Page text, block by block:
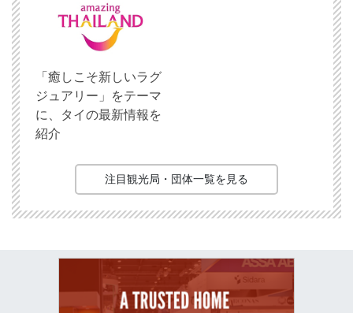
「癒しこそ新しいラグ
ジュアリー」をテーマ
に、タイの最新情報を
紹介
注目観光局・団体一覧を見る